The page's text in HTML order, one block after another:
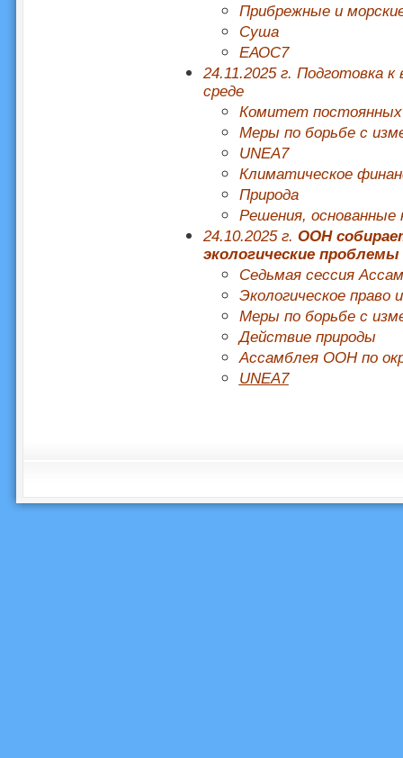
Прибрежные и
Суша
ЕАОС7
24.11.2025 г. Подготовка
среде
Комитет
Меры по борьбе с
UNEA7
Климатическое
Природа
Решения, основанные
24.10.2025 г. ООН
экологические
Седьмая сессия
Экологическое право
Меры по борьбе с
Действие природы
Ассамблея ООН по
UNEA7